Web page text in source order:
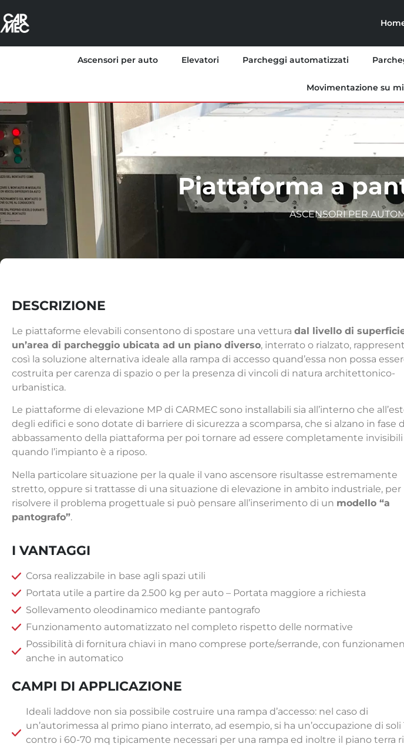
Ascensori per auto Elevatori Parcheggi automatizzati
Movimentazione su
Piattaforma a
ASCENSORI PER
DESCRIZIONE
Le piattaforme elevabili consentono di spostare una vettura dal livello di
un’area di parcheggio ubicata ad un piano diverso, in­terrato o rialzato,
così la soluzione alternativa ideale alla rampa di accesso quand’essa non possa
costruita per carenza di spazio o per la presenza di vincoli di natura architettonico-
urbanistica.
Le piattaforme di elevazione MP di CARMEC sono installabili sia all’interno che
degli edifici e sono dotate di barriere di sicurezza a scomparsa, che si alzano in fase
abbas­samento della piattaforma per poi tornare ad essere completamente invisibili
quando l’im­pianto è a riposo.
Nella particolare situazione per la quale il vano ascensore risultasse estremamente
stretto, oppure si trattasse di una situazione di elevazione in ambito industriale, per
risolvere il problema progettuale si può pensare all’inserimento di un modello “a
pantografo”.
I VANTAGGI
Corsa realizzabile in base agli spazi utili
Portata utile a partire da 2.500 kg per auto – Portata maggiore a richiesta
Sollevamento oleodinamico mediante pantografo
Funzionamento automatizzato nel completo rispetto delle normative
Possibilità di fornitura chiavi in mano comprese porte/serrande, con
anche in automatico
CAMPI DI APPLICAZIONE
Ideali laddove non sia possibile costruire una rampa d’accesso: nel caso di
un’autorimessa al primo piano interrato, ad esempio, si ha un’occupazione di soli
contro i 60-70 mq tipicamente necessari per una rampa ed inoltre il piano terra